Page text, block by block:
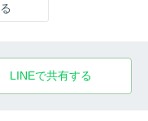
LINEで共有する